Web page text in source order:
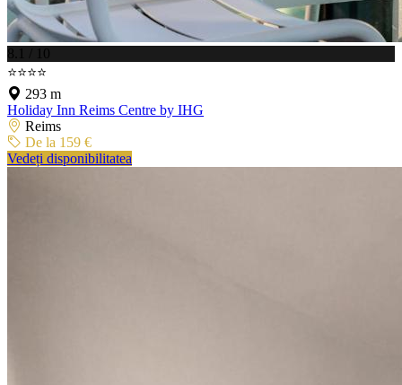
8.1 / 10
⭐⭐⭐⭐
293 m
Holiday Inn Reims Centre by IHG
Reims
De la 159 €
Vedeți disponibilitatea